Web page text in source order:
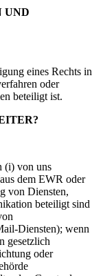
UND
eines Rechts in
oder
beteiligt ist.
?
(i) von uns
dem EWR oder
von Diensten,
beteiligt sind
Diensten); wenn
gesetzlich
oder